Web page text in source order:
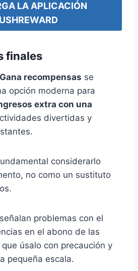
LA APLICACIÓN
finales
recompensas se
opción moderna para
extra con una
divertidas y
considerarlo
no como un sustituto
problemas con el
en el abono de las
úsalo con precaución y
pequeña escala.